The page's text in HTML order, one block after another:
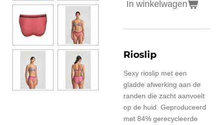
In winkelwagen
Rioslip
Sexy rioslip met een
gladde afwerking aan de
randen die zacht aanvoelt
op de huid. Geproduceerd
met 84% gerecycleerde